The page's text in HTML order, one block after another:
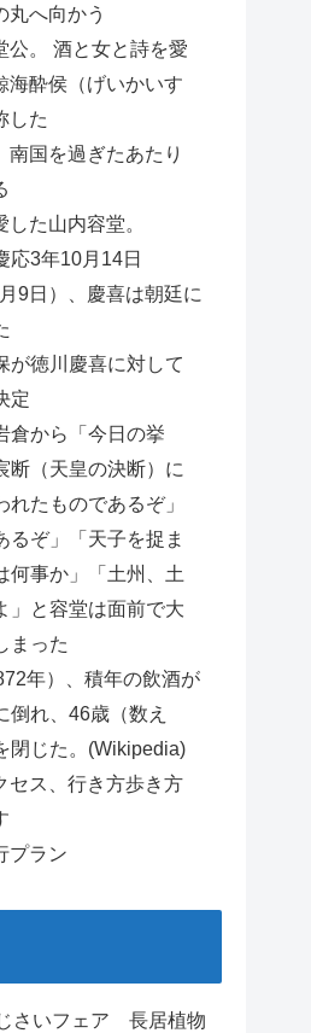
丸へ向かう
公。 酒と女と詩を愛
海酔侯（げいかいす
した
南国を過ぎたあたり
た山内容堂。
応3年10月14日
9日）、慶喜は朝廷に
が徳川慶喜に対して
定
倉から「今日の挙
断（天皇の決断）に
れたものであるぞ」
るぞ」「天子を捉ま
何事か」「土州、土
」と容堂は面前で大
まった
年）、積年の飲酒が
倒れ、46歳（数え
閉じた。(Wikipedia)
セス、行き方歩き方
プラン
さいフェア 長居植物